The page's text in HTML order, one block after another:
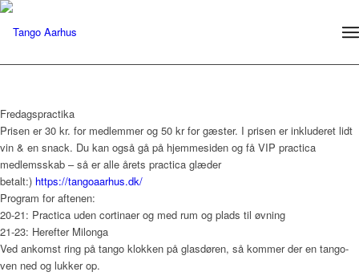
Fredagspractika
Prisen er 30 kr. for medlemmer og 50 kr for gæster. I prisen er inkluderet lidt
vin & en snack. Du kan også gå på hjemmesiden og få VIP practica
medlemsskab – så er alle årets practica glæder
betalt:) https://tangoaarhus.dk/
Program for aftenen:
20-21: Practica uden cortinaer og med rum og plads til øvning
21-23: Herefter Milonga
Ved ankomst ring på tango klokken på glasdøren, så kommer der en tango-
ven ned og lukker op.